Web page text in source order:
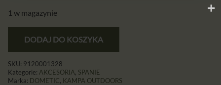
1 w magazynie
DODAJ DO KOSZYKA
SKU: 9120001328
Kategorie: AKCESORIA, SPANIE
Marka: DOMETIC, KAMPA OUTDOORS